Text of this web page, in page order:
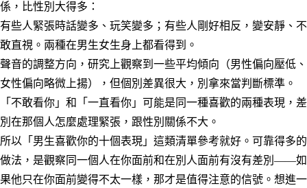
係，比性別大得多：
有些人緊張時話變多、玩笑變多；有些人剛好相反，變安靜、不
敢直視。兩種在男生女生身上都看得到。
聲音的調整方向，研究上觀察到一些平均傾向（男性偏向壓低、
女性偏向略微上揚），但個別差異很大，別拿來當判斷標準。
「不敢看你」和「一直看你」可能是同一種喜歡的兩種表現，差
別在那個人怎麼處理緊張，跟性別關係不大。
所以「男生喜歡你的十個表現」這類清單參考就好。可靠得多的
做法，是觀察同一個人在你面前和在別人面前有沒有差別——如
果他只在你面前變得不太一樣，那才是值得注意的信號。想進一